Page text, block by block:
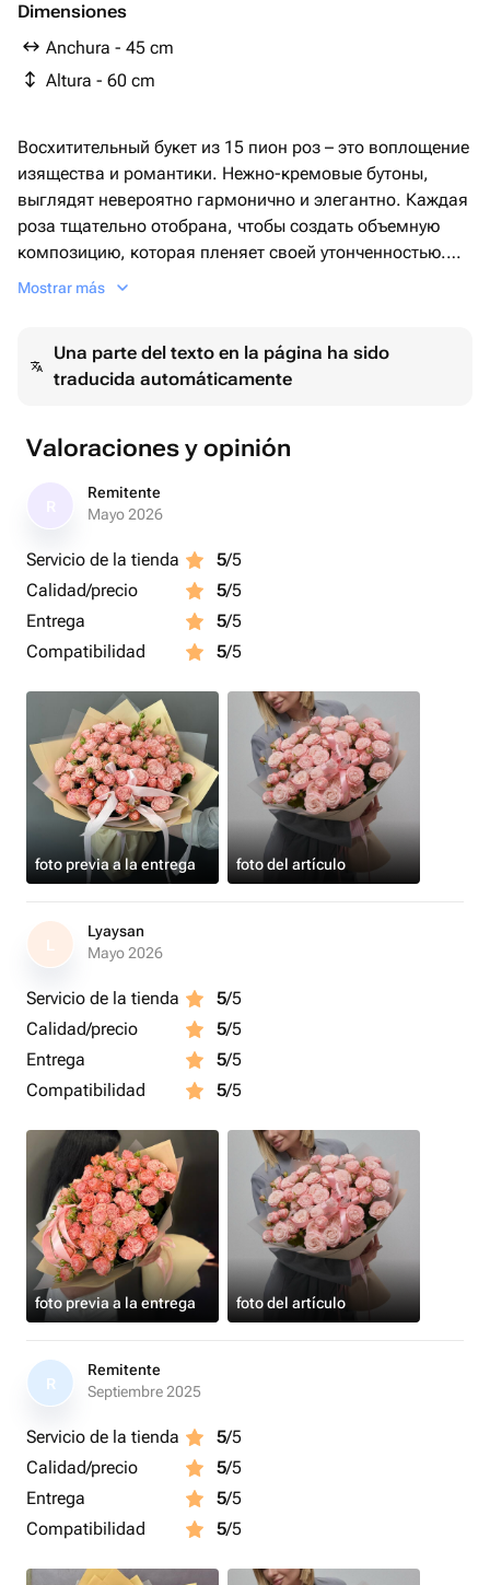
Dimensiones
Anchura - 45 cm
Altura - 60 cm
Восхитительный букет из 15 пион роз – это воплощение
изящества и романтики. Нежно-кремовые бутоны,
выглядят невероятно гармонично и элегантно. Каждая
роза тщательно отобрана, чтобы создать объемную
композицию, которая пленяет своей утонченностью.
Для упаковки использованы воздушные белые и
изысканные розовые ленты, создающие праздничное
настроение.
Mostrar más
Una parte del texto en la página ha sido
traducida automáticamente
Valoraciones y opinión
Remitente
Mayo 2026
Servicio de la tienda 5/5
Calidad/precio
5/5
Entrega
5/5
Compatibilidad
5/5
foto previa a la entrega foto del artículo
L
Lyaysan
Mayo 2026
Servicio de la tienda 5/5
Calidad/precio
5/5
Entrega
5/5
Compatibilidad
5/5
foto previa a la entrega foto del artículo
R
Remitente
Septiembre 2025
Servicio de la tienda 5/5
Calidad/precio
5/5
Entrega
5/5
Compatibilidad
5/5